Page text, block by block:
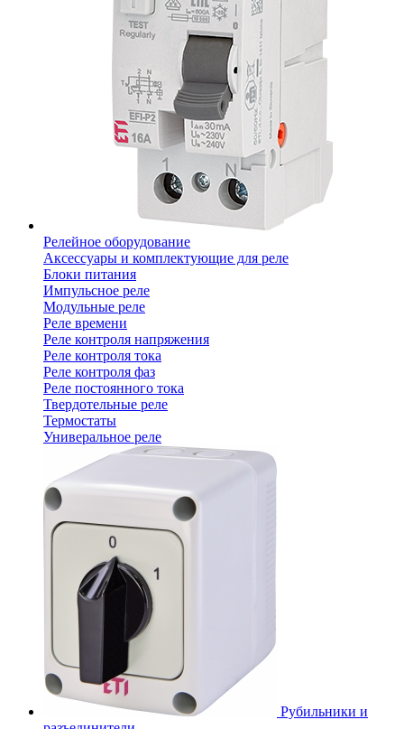
Релейное оборудование
Аксессуары и комплектующие для реле
Блоки питания
Импульсное реле
Модульные реле
Реле времени
Реле контроля напряжения
Реле контроля тока
Реле контроля фаз
Реле постоянного тока
Твердотельные реле
Термостаты
Универальное реле
Рубильники и